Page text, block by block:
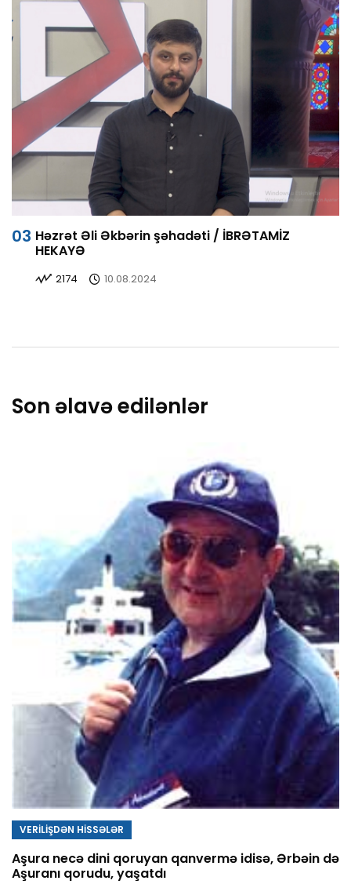
Həzrət Əli Əkbərin şəhadəti / İBRƏTAMİZ
HEKAYƏ
2174 10.08.2024
Son əlavə edilənlər
VERİLİŞDƏN HİSSƏLƏR
Aşura necə dini qoruyan qanvermə idisə, Ərbəin də
Aşuranı qorudu, yaşatdı